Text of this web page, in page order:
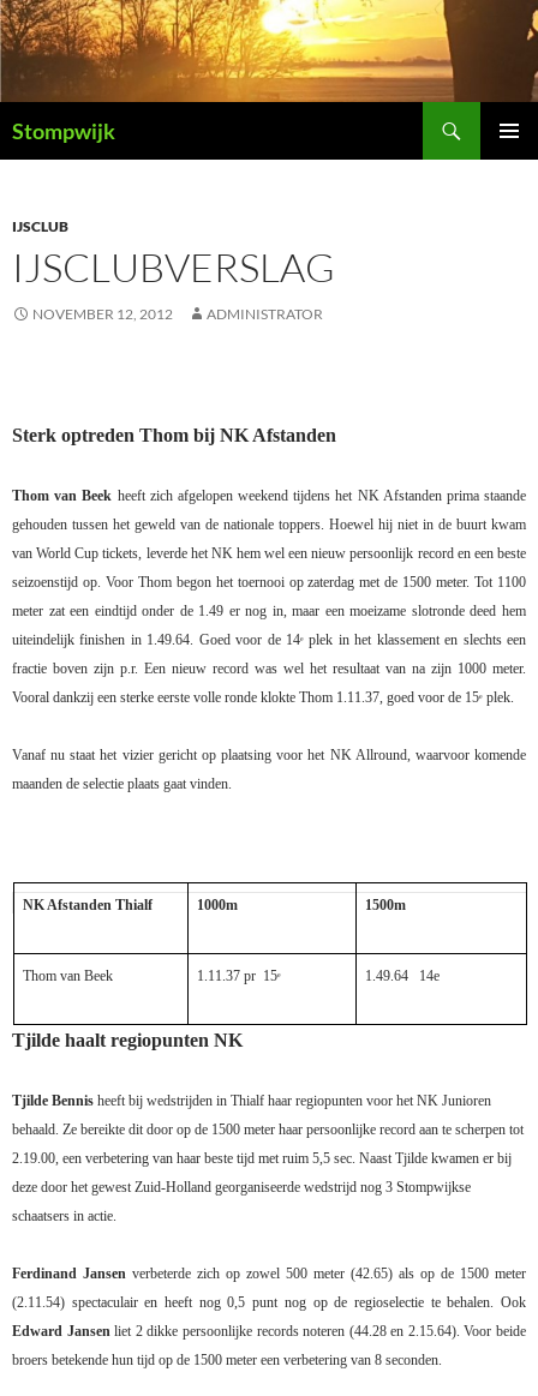
Ga
naar
inhoud
Stompwijk
IJSCLUB
IJSCLUBVERSLAG
NOVEMBER 12, 2012 ADMINISTRATOR
Sterk optreden Thom bij NK Afstanden
Thom van Beek heeft zich afgelopen weekend tijdens het NK Afstanden prima staande
gehouden tussen het geweld van de nationale toppers. Hoewel hij niet in de buurt kwam
van World Cup tickets, leverde het NK hem wel een nieuw persoonlijk record en een beste
seizoenstijd op. Voor Thom begon het toernooi op zaterdag met de 1500 meter. Tot 1100
meter zat een eindtijd onder de 1.49 er nog in, maar een moeizame slotronde deed hem
uiteindelijk finishen in 1.49.64. Goed voor de 14e
plek in het klassement en slechts een
fractie boven zijn p.r. Een nieuw record was wel het resultaat van na zijn 1000 meter.
Vooral dankzij een sterke eerste volle ronde klokte Thom 1.11.37, goed voor de 15e plek.
Vanaf nu staat het vizier gericht op plaatsing voor het NK Allround, waarvoor komende
maanden de selectie plaats gaat vinden.
NK Afstanden Thialf 1000m 1500m
Thom van Beek 1.11.37 pr 15e 1.49.64 14e
Tjilde haalt regiopunten NK
Tjilde Bennis heeft bij wedstrijden in Thialf haar regiopunten voor het NK Junioren
behaald. Ze bereikte dit door op de 1500 meter haar persoonlijke record aan te scherpen tot
2.19.00, een verbetering van haar beste tijd met ruim 5,5 sec. Naast Tjilde kwamen er bij
deze door het gewest Zuid-Holland georganiseerde wedstrijd nog 3 Stompwijkse
schaatsers in actie.
Ferdinand Jansen verbeterde zich op zowel 500 meter (42.65) als op de 1500 meter
(2.11.54) spectaculair en heeft nog 0,5 punt nog op de regioselectie te behalen. Ook
Edward Jansenliet 2 dikke persoonlijke records noteren (44.28 en 2.15.64). Voor beide
broers betekende hun tijd op de 1500 meter een verbetering van 8 seconden.